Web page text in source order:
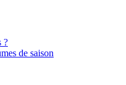
?
de saison